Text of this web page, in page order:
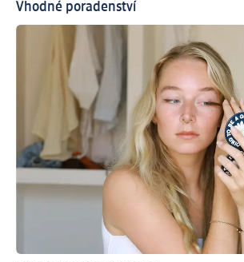
Vhodné poradenství